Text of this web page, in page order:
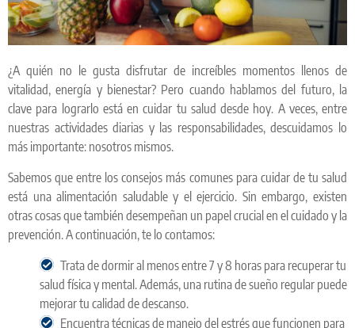
¿A quién no le gusta disfrutar de increíbles momentos llenos de
vitalidad, energía y bienestar? Pero cuando hablamos del futuro, la
clave para lograrlo está en cuidar tu salud desde hoy. A veces, entre
nuestras actividades diarias y las responsabilidades, descuidamos lo
más importante: nosotros mismos.
Sabemos que entre los consejos más comunes para cuidar de tu salud
está una alimentación saludable y el ejercicio. Sin embargo, existen
otras cosas que también desempeñan un papel crucial en el cuidado y la
prevención. A continuación, te lo contamos:
Trata de dormir al menos entre 7 y 8 horas para recuperar tu
salud física y mental. Además, una rutina de sueño regular puede
mejorar tu calidad de descanso.
Encuentra técnicas de manejo del estrés que funcionen para